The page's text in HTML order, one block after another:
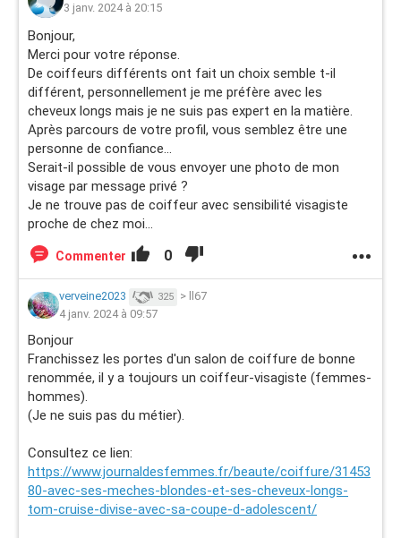
3 janv. 2024 à 20:15
Bonjour,
Merci pour votre réponse.
De coiffeurs différents ont fait un choix semble t-il
différent, personnellement je me préfère avec les
cheveux longs mais je ne suis pas expert en la matière.
Après parcours de votre profil, vous semblez être une
personne de confiance...
Serait-il possible de vous envoyer une photo de mon
visage par message privé ?
Je ne trouve pas de coiffeur avec sensibilité visagiste
proche de chez moi...
Commenter 0
verveine2023 325 >
ll67
4 janv. 2024 à 09:57
Bonjour
Franchissez les portes d'un salon de coiffure de bonne
renommée, il y a toujours un coiffeur-visagiste (femmes-
hommes).
(Je ne suis pas du métier).
Consultez ce lien:
https://www.journaldesfemmes.fr/beaute/coiffure/31453
80-avec-ses-meches-blondes-et-ses-cheveux-longs-
tom-cruise-divise-avec-sa-coupe-d-adolescent/